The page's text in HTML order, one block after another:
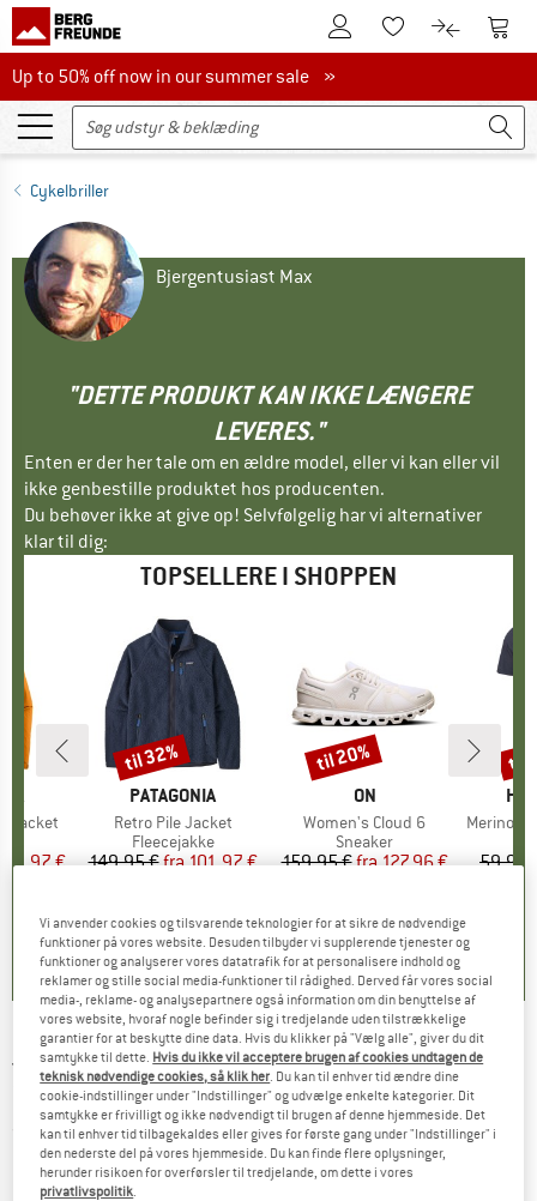
Til kundekontoenTil huskesedlen.
Til Til
Up to 50% off now in our summer sale
Up to 50% off now in our summer sale »
Cykelbriller
Bjergentusiast Max
"DETTE PRODUKT KAN IKKE LÆNGERE
LEVERES."
Enten er der her tale om en ældre model, eller vi kan eller vil
ikke genbestille produktet hos producenten.
Du behøver ikke at give op! Selvfølgelig har vi alternativer
klar til dig:
TOPSELLERE I SHOPPEN
Jacket
pris
€
)
MÆRKE
PATAGONIA
Artikel
Retro Pile Jacket
Produktgruppe
Fleecejakke
Pris
149,95 € Nedsat pris
fra101,97 €
4,6(71)
Rabat
til 32%
MÆRKE
ON
Artikel
Women's Cloud 6
Produktgruppe
Sneaker
Pris
159,95 € Nedsat pris
fra127,96 €
4,7(48)
Rabat
til 20%
Artikel
MerinoMix150
59,95
til
JULBO - Run 2 Reactiv Polarized S2-4 (VLT: 5-
20%) - Cykelbriller
(0)
Vi anvender cookies og tilsvarende teknologier for at sikre de nødvendige
funktioner på vores website. Desuden tilbyder vi supplerende tjenester og
funktioner og analyserer vores datatrafik for at personalisere indhold og
reklamer og stille social media-funktioner til rådighed. Derved får vores social
media-, reklame- og analysepartnere også information om din benyttelse af
vores website, hvoraf nogle befinder sig i tredjelande uden tilstrækkelige
garantier for at beskytte dine data. Hvis du klikker på "Vælg alle", giver du dit
samtykke til dette. Hvis du ikke vil acceptere brugen af cookies undtagen de
teknisk nødvendige cookies, så klik her . Du kan til enhver tid ændre dine
cookie-indstillinger under "Indstillinger" og udvælge enkelte kategorier. Dit
samtykke er frivilligt og ikke nødvendigt til brugen af denne hjemmeside. Det
kan til enhver tid tilbagekaldes eller gives for første gang under "Indstillinger" i
den nederste del på vores hjemmeside. Du kan finde flere oplysninger,
herunder risikoen for overførsler til tredjelande, om dette i vores
privatlivspolitik